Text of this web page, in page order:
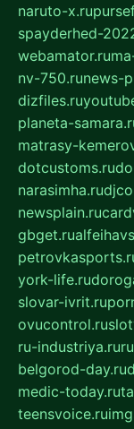
naruto-x.ru
spayderhed-
webamator.ru
nv-750.runews-
dizfiles.ru
planeta-
matrasy-
dotcustoms.ru
narasimha.ru
newsplain.ru
gbget.ru
york-life.ru
slovar-ivrit.ru
ovucontrol.ru
ru-industriya.ru
belgorod-day.ru
medic-today.ru
teensvoice.ru